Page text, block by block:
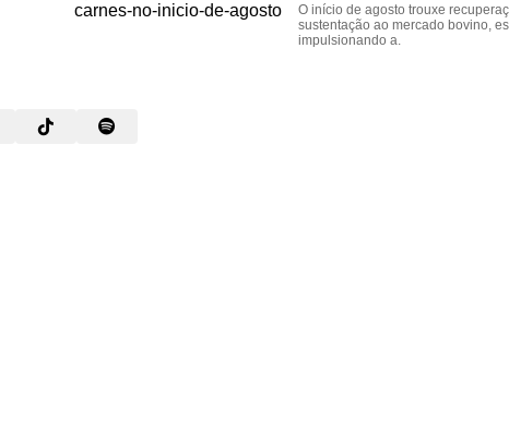
O início de agosto trouxe
sustentação ao mercado bovino,
impulsionando a.